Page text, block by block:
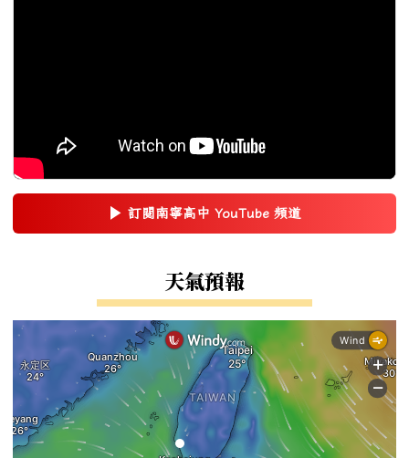
▶ 訂閱南寧高中 YouTube 頻道
(另開新視窗)
天氣預報